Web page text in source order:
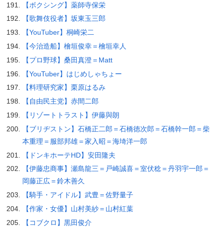
【ボクシング】薬師寺保栄
【歌舞伎役者】坂東玉三郎
【YouTuber】桐崎栄二
【今治造船】檜垣俊幸＝檜垣幸人
【プロ野球】桑田真澄＝Matt
【YouTuber】はじめしゃちょー
【料理研究家】栗原はるみ
【自由民主党】赤間二郎
【リゾートトラスト】伊藤與朗
【ブリヂストン】石橋正二郎＝石橋徳次郎＝石橋幹一郎＝柴
本重理＝服部邦雄＝家入昭＝海埼洋一郎
【ドンキホーテHD】安田隆夫
【伊藤忠商事】瀬島龍三＝戸崎誠喜＝室伏稔＝丹羽宇一郎＝
岡藤正広＝鈴木善久
【騎手・アイドル】武豊＝佐野量子
【作家・女優】山村美紗＝山村紅葉
【コブクロ】黒田俊介